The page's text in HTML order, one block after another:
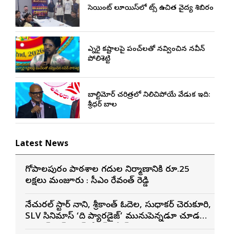
సెయింట్ లూయిస్‌లో నాట్స్ ఉచిత వైద్య శిబిరం
ఎన్నారై కష్టాలపై పంచ్‌లతో నవ్వించిన నవీన్
పోలిశెట్టి
బాల్టిమోర్ చరిత్రలో నిలిచిపోయే వేడుక ఇది:
శ్రీధర్ బానాల
Latest News
గోపాల‌పురం పాఠ‌శాల గ‌దుల నిర్మాణానికి రూ.25
ల‌క్ష‌లు మంజూరు : సీఎం రేవంత్ రెడ్డి
నేచురల్ స్టార్ నాని, శ్రీకాంత్ ఓదెల, సుధాకర్ చెరుకూరి,
SLV సినిమాస్ ‘ది ప్యారడైజ్’ మునుపెన్నడూ చూడని